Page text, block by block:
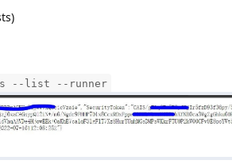
--list --runner